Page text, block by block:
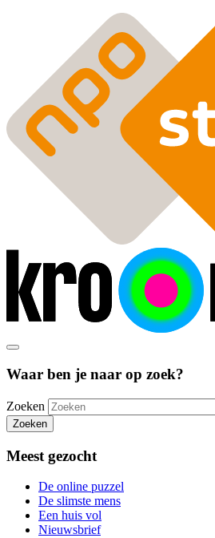
Waar ben je naar op zoek?
Zoeken
Zoeken
Meest gezocht
De online puzzel
De slimste mens
Een huis vol
Nieuwsbrief